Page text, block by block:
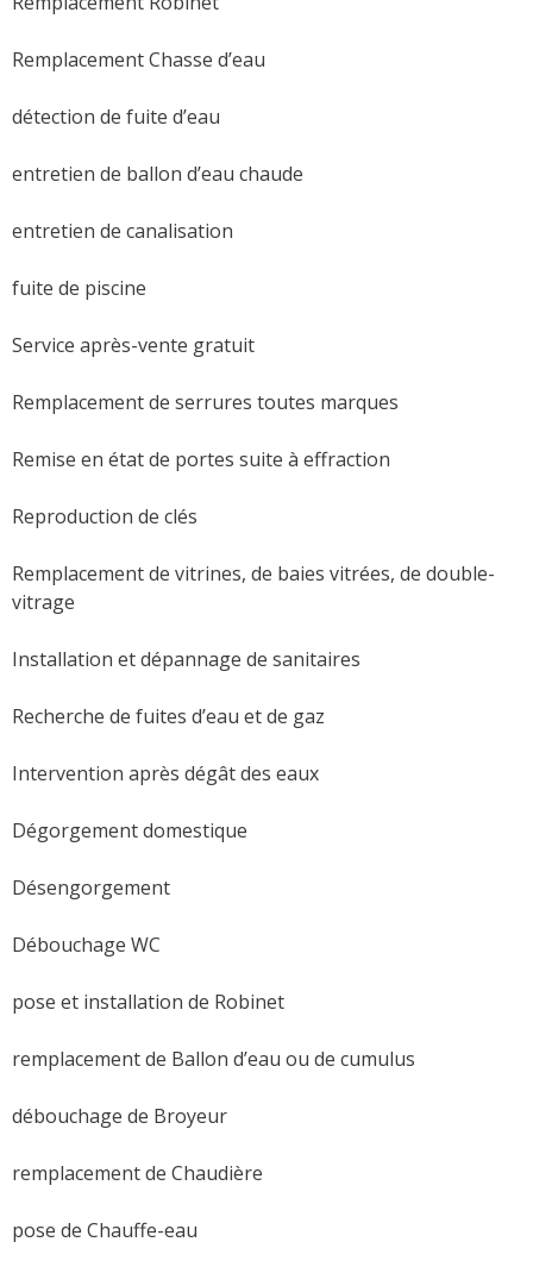
Remplacement Chasse d’eau
détection de fuite d’eau
entretien de ballon d’eau chaude
entretien de canalisation
fuite de piscine
Service après-vente gratuit
Remplacement de serrures toutes marques
Remise en état de portes suite à effraction
Reproduction de clés
Remplacement de vitrines, de baies vitrées, de double-
vitrage
Installation et dépannage de sanitaires
Recherche de fuites d’eau et de gaz
Intervention après dégât des eaux
Dégorgement domestique
Désengorgement
Débouchage WC
pose et installation de Robinet
remplacement de Ballon d’eau ou de cumulus
débouchage de Broyeur
remplacement de Chaudière
pose de Chauffe-eau